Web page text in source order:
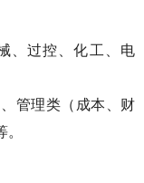
、过控、化工、电
管理类（成本、财